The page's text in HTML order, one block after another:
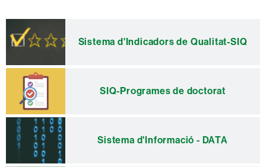
Informació
complementàriaSistema d'Indicadors de Qualitat-SIQ
SIQ-Programes de doctorat
Sistema d'Informació - DATA